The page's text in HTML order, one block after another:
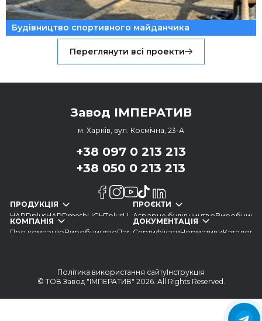
Будівництво спортивного майданчика
Переглянути всі проекти
Завод ІМПЕРАТИВ
м. Харків, вул. Космічна, 23-А
+38 097 0 213 213
+38 050 0 213 213
ПРОДУКЦІЯ
HARDplusHARDmeshLIGHTplusLIGHTstemLIGHTgreenLIGHTbent
ПРОЄКТИ
Аграрне будівництвоВиробничі
КОМПАНІЯ
Про компаніюВиробництвоПартнерамНовиниВакансіїКонтакти
ДОКУМЕНТАЦІЯ
СертифікатиНормативиКаталоги
© ТОВ Завод "ІМПЕРАТИВ" 2026. All Rights Reserved.
Політика використання сайтуІнструкція